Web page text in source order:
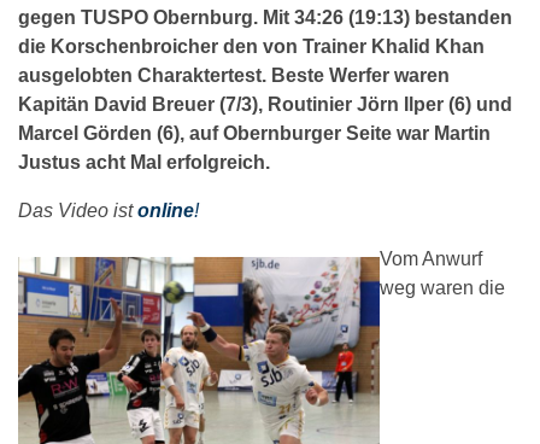
gegen TUSPO Obernburg. Mit 34:26 (19:13) bestanden
die Korschenbroicher den von Trainer Khalid Khan
ausgelobten Charaktertest. Beste Werfer waren
Kapitän David Breuer (7/3), Routinier Jörn Ilper (6) und
Marcel Görden (6), auf Obernburger Seite war Martin
Justus acht Mal erfolgreich.
Das Video istonline!
Vom Anwurf
weg waren die